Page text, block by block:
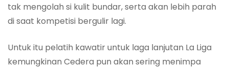
tak mengolah si kulit bundar, serta akan lebih parah
di saat kompetisi bergulir lagi.
Untuk itu pelatih kawatir untuk laga lanjutan La Liga
kemungkinan Cedera pun akan sering menimpa